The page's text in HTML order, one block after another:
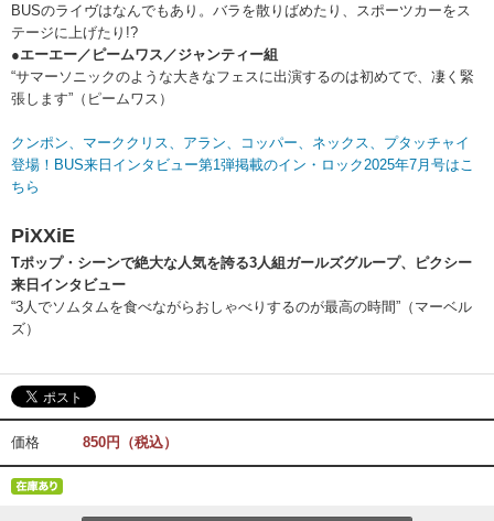
BUSのライヴはなんでもあり。バラを散りばめたり、スポーツカーをス
テージに上げたり!?
●エーエー／ピームワス／ジャンティー組
“サマーソニックのような大きなフェスに出演するのは初めてで、凄く緊
張します”（ピームワス）
クンポン、マーククリス、アラン、コッパー、ネックス、プタッチャイ
登場！BUS来日インタビュー第1弾掲載のイン・ロック2025年7月号はこ
ちら
PiXXiE
Tポップ・シーンで絶大な人気を誇る3人組ガールズグループ、ピクシー
来日インタビュー
“3人でソムタムを食べながらおしゃべりするのが最高の時間”（マーベル
ズ）
価格 850円（税込）